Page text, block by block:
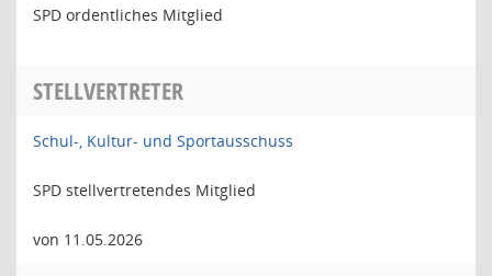
SPD ordentliches Mitglied
STELLVERTRETER
Schul-, Kultur- und Sportausschuss
SPD stellvertretendes Mitglied
von 11.05.2026